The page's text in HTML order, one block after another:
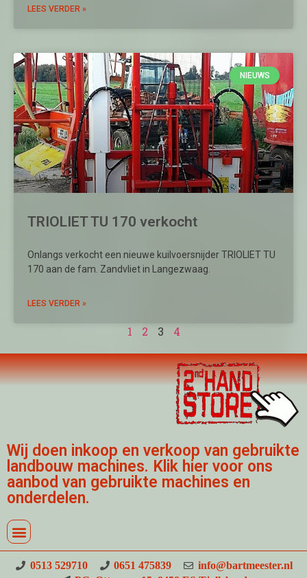
LEES VERDER »
NIEUWS
TRIOLIET TU 170 verkocht
Onlangs verkocht een nieuwe kuilvoersnijder TRIOLIET TU
170 aan de fam. Zandvliet in Langezwaag.
LEES VERDER »
1 2 3 4
Wij doen inkoop en verkoop van gebruikte
landbouw machines. Klik hier voor ons
aanbod van gebruikte machines en
onderdelen.
0513 529710 0651 475839
info@bartmeester.nl